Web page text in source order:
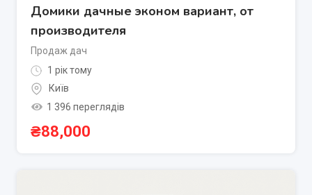
Домики дачные эконом вариант, от
производителя
Продаж дач
1 рік тому
Київ
1 396 переглядів
₴88,000